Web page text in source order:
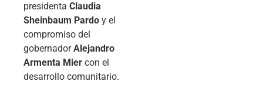
presidenta Claudia
Sheinbaum Pardo y el
compromiso del
gobernadorAlejandro
Armenta Mier con el
desarrollo comunitario.